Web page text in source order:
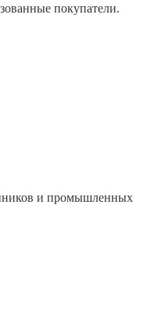
покупатели.
и промышленных